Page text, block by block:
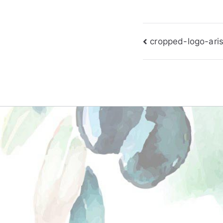
Πλοήγηση
άρθρων
cropped-logo-